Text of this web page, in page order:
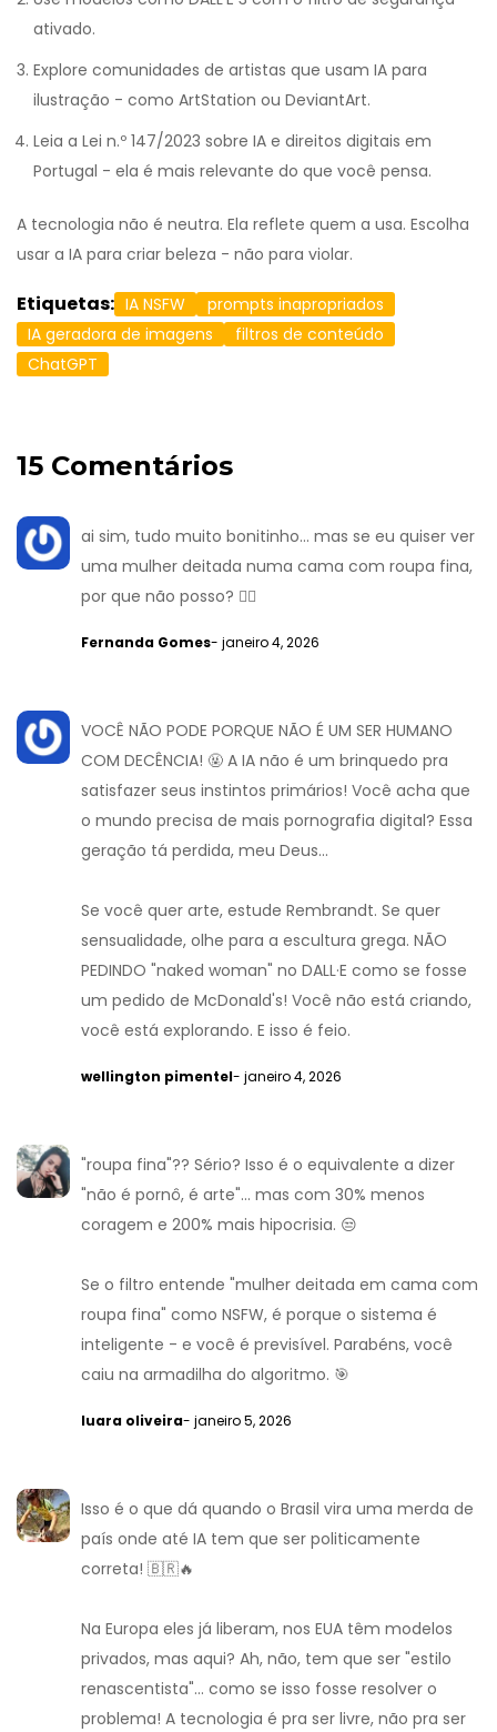
ativado.
Explore comunidades de artistas que usam IA para
ilustração - como ArtStation ou DeviantArt.
Leia a Lei n.º 147/2023 sobre IA e direitos digitais em
Portugal - ela é mais relevante do que você pensa.
A tecnologia não é neutra. Ela reflete quem a usa. Escolha
usar a IA para criar beleza - não para violar.
Etiquetas: IA NSFW
prompts inapropriados
IA geradora de imagens
filtros de conteúdo
ChatGPT
15 Comentários
ai sim, tudo muito bonitinho... mas se eu quiser ver
uma mulher deitada numa cama com roupa fina,
por que não posso? 🤷‍♀️
Fernanda Gomes- janeiro 4, 2026
VOCÊ NÃO PODE PORQUE NÃO É UM SER HUMANO
COM DECÊNCIA! 🤬 A IA não é um brinquedo pra
satisfazer seus instintos primários! Você acha que
o mundo precisa de mais pornografia digital? Essa
geração tá perdida, meu Deus...
Se você quer arte, estude Rembrandt. Se quer
sensualidade, olhe para a escultura grega. NÃO
PEDINDO "naked woman" no DALL·E como se fosse
um pedido de McDonald's! Você não está criando,
você está explorando. E isso é feio.
wellington pimentel- janeiro 4, 2026
"roupa fina"?? Sério? Isso é o equivalente a dizer
"não é pornô, é arte"... mas com 30% menos
coragem e 200% mais hipocrisia. 😒
Se o filtro entende "mulher deitada em cama com
roupa fina" como NSFW, é porque o sistema é
inteligente - e você é previsível. Parabéns, você
caiu na armadilha do algoritmo. 🎯
luara oliveira- janeiro 5, 2026
Isso é o que dá quando o Brasil vira uma merda de
país onde até IA tem que ser politicamente
correta! 🇧🇷🔥
Na Europa eles já liberam, nos EUA têm modelos
privados, mas aqui? Ah, não, tem que ser "estilo
renascentista"... como se isso fosse resolver o
problema! A tecnologia é pra ser livre, não pra ser